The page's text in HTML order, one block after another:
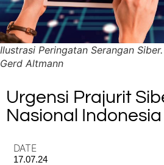
Ilustrasi Peringatan Serangan
Gerd Altmann
Urgensi Prajurit
Nasional Indonesia
DATE
17.07.24